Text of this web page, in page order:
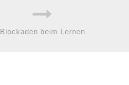
Blockaden beim Lernen